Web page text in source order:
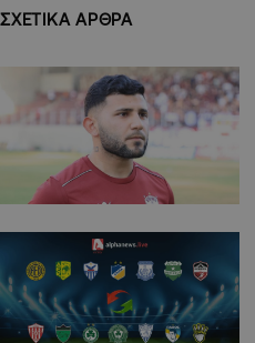
ΣΧΕΤΙΚΑ ΑΡΘΡΑ